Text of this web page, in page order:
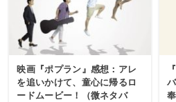
映画『ポプラン』感想：アレ
を追いかけて、童心に帰るロ
ードムービー！（微ネタバ